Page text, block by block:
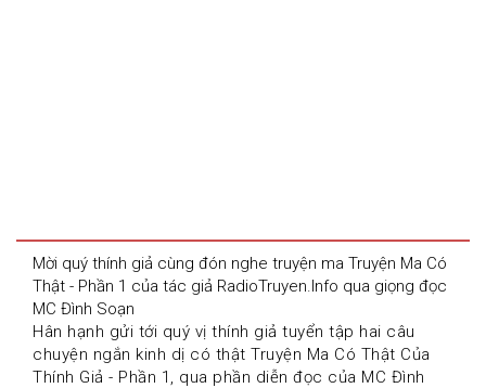
Mời quý thính giả cùng đón nghe truyện ma Truyện Ma Có
Thật - Phần 1 của tác giả RadioTruyen.Info qua giọng đọc
MC Đình Soạn
Hân hạnh gửi tới quý vị thính giả tuyển tập hai câu
chuyện ngắn kinh dị có thật Truyện Ma Có Thật Của
Thính Giả - Phần 1, qua phần diễn đọc của MC Đình